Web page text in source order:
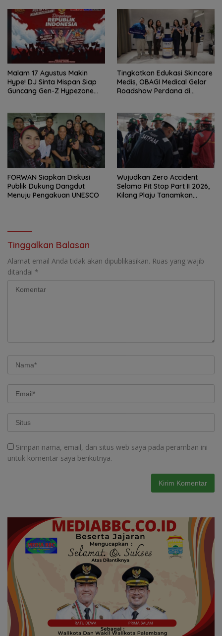
Malam 17 Agustus Makin
Hype! DJ Sinta Mispan Siap
Guncang Gen-Z Hypezone
Tingkatkan Edukasi Skincare
Medis, OBAGI Medical Gelar
Roadshow Perdana di
FORWAN Siapkan Diskusi
Publik Dukung Dangdut
Menuju Pengakuan UNESCO
Wujudkan Zero Accident
Selama Pit Stop Part II 2026,
Kilang Plaju Tanamkan
Tinggalkan Balasan
Alamat email Anda tidak akan dipublikasikan. Ruas yang wajib
ditandai *
Simpan nama, email, dan situs web saya pada peramban ini
untuk komentar saya berikutnya.